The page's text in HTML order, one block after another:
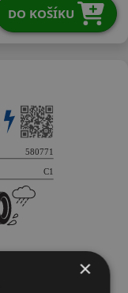
DO KOŠÍKU
×